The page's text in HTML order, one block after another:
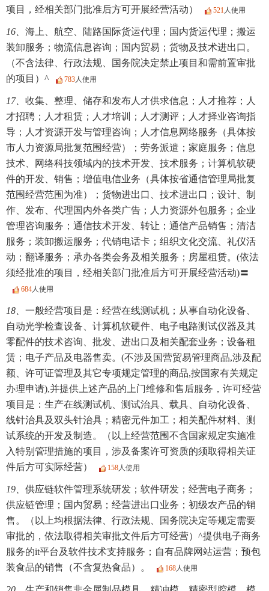
项目，经相关部门批准后方可开展经营活动）
521人使用
16、 海上、航空、陆路国际货运代理；国内货运代理；搬运
装卸服务；物流信息咨询；国内贸易；货物及技术进出口。
（不含法律、行政法规、国务院决定禁止项目和需前置审批
的项目）^
783人使用
17、 收集、整理、储存和发布人才供求信息；人才推荐；人
才招聘；人才租赁；人才培训；人才测评；人才择业咨询指
导；人才资源开发与管理咨询；人才信息网络服务（具体按
市人力资源局批复范围经营）；劳务派遣；家庭服务；信息
技术、网络科技领域内的技术开发、技术服务；计算机软硬
件的开发、销售；增值电信业务（具体按省通信管理局批复
范围经营范围为准）；货物进出口、技术进出口；设计、制
作、发布、代理国内外各类广告；人力资源外包服务；企业
管理咨询服务；通信技术开发、转让；通信产品销售；清洁
服务；装卸搬运服务；代销电话卡；组织文化交流、礼仪活
动；翻译服务；承办各类会务及相关服务；房屋租赁。(依法
须经批准的项目，经相关部门批准后方可开展经营活动)〓
684人使用
18、 一般经营项目是：经营在线测试机；从事自动化设备、
自动光学检查设备、计算机软硬件、电子电路测试仪器及其
零配件的技术咨询、批发、进出口及相关配套业务；设备租
赁；电子产品及电器售卖。(不涉及国营贸易管理商品,涉及配
额、许可证管理及其它专项规定管理的商品,按国家有关规定
办理申请),并提供上述产品的上门维修和售后服务，许可经营
项目是：生产在线测试机、测试治具、载具、自动化设备、
线针治具及双头针治具；精密元件加工；相关配件材料、测
试系统的开发及制造。（以上经营范围不含国家规定实施准
入特别管理措施的项目，涉及备案许可资质的须取得相关证
件后方可实际经营）
158人使用
19、 供应链软件管理系统研发；软件研发；经营电子商务；
供应链管理；国内贸易；经营进出口业务；初级农产品的销
售。（以上均根据法律、行政法规、国务院决定等规定需要
审批的，依法取得相关审批文件后方可经营）^提供电子商务
服务的it平台及软件技术支持服务；自有品牌网站运营；预包
装食品的销售（不含复热食品）。
168人使用